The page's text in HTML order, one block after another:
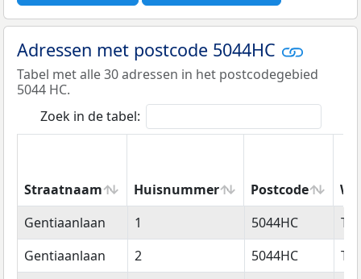
Adressen met postcode 5044HC
Tabel met alle 30 adressen in het postcodegebied
5044 HC.
Zoek in de tabel:
Straatnaam Huisnummer Postcode
Straatnaam
Huisnummer Postcode
Gentiaanlaan 1 5044HC
Gentiaanlaan
2 5044HC